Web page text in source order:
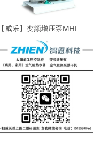
【威乐】变频增压泵MHI